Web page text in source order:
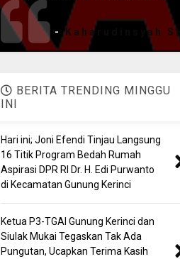
-Kaharudinsyah SH
BERITA TRENDING MINGGU
INI
Hari ini; Joni Efendi Tinjau Langsung
16 Titik Program Bedah Rumah
Aspirasi DPR RI Dr. H. Edi Purwanto
di Kecamatan Gunung Kerinci
Ketua P3-TGAI Gunung Kerinci dan
Siulak Mukai Tegaskan Tak Ada
Pungutan, Ucapkan Terima Kasih